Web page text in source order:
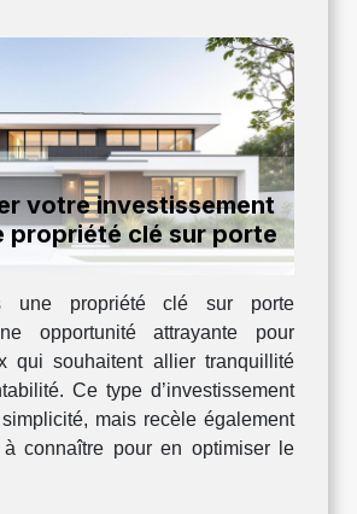
votre investissement
propriété clé sur porte
une propriété clé sur porte
opportunité attrayante pour
qui souhaitent allier tranquillité
Ce type d’investissement
mais recèle également
connaître pour en optimiser le